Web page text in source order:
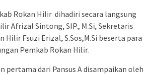
Rokan Hilir dihadiri secara langsung
Afrizal Sintong, SIP., M.Si, Sekretaris
Hilir Fsuzi Erizal, S.Sos,M.Si beserta para
Pemkab Rokan Hilir.
pertama dari Pansus A disampaikan oleh